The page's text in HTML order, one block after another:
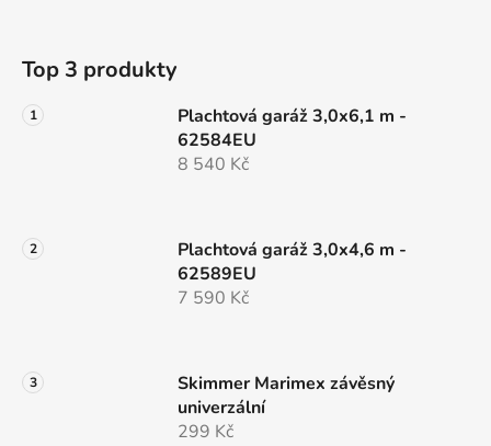
Top 3 produkty
Plachtová garáž 3,0x6,1 m -
62584EU
8 540 Kč
Plachtová garáž 3,0x4,6 m -
62589EU
7 590 Kč
Skimmer Marimex závěsný
univerzální
299 Kč